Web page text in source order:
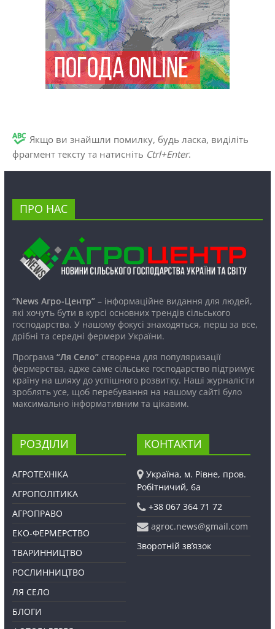
Якщо ви знайшли помилку, будь ласка, виділіть
фрагмент тексту та натисніть Ctrl+Enter.
ПРО НАС
“News Агро-Центр”– інформаційне видання для людей,
які хочуть бути в курсі основних трендів сільського
господарства. У нашому фокусі знаходяться, перш за все,
дрібні та середні фермери України.
Програма “Ля Село”створена для популяризації
фермерства, адже саме сільське господарство підтримує
країну на шляху до успішного розвитку. Наші журналісти
зроблять усе, щоб перебування на нашому сайті було
максимально інформативним та цікавим.
РОЗДІЛИ
АГРОТЕХНІКА
АГРОПОЛІТИКА
АГРОПРАВО
ЕКО-ФЕРМЕРСТВО
ТВАРИННИЦТВО
РОСЛИННИЦТВО
ЛЯ СЕЛО
БЛОГИ
КОНТАКТИ
Україна, м. Рівне, пров.
Робітничий, 6а
+38 067 364 71 72
agroc.news@gmail.com
Зворотній зв’язок